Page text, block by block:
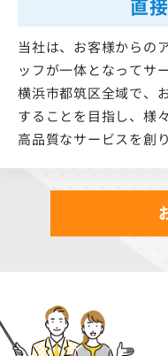
当社は、お客様からの
ッフが一体となってサ
横浜市都筑区全域で、
することを目指し、様
高品質なサービスを創